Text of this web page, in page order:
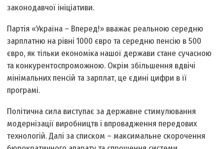
законодавчої ініціативи.
Партія «Україна – Вперед!» вважає реальною середню
зарплатню на рівні 1000 євро та середню пенсію в 500
євро, як тільки економіка нашої держави стане сучасною
та конкурентоспроможною. Окрім збільшення вдвічі
мінімальних пенсій та зарплат, це єдині цифри в її
програмі.
Політична сила виступає за державне стимулювання
модернізації виробництв і впровадження передових
технологій. Далі за списком – максимальне скорочення